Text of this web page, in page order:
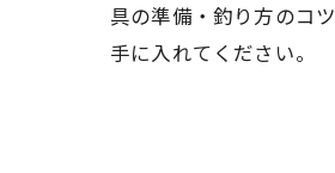
具の準備・釣り方のコ
手に入れてください。